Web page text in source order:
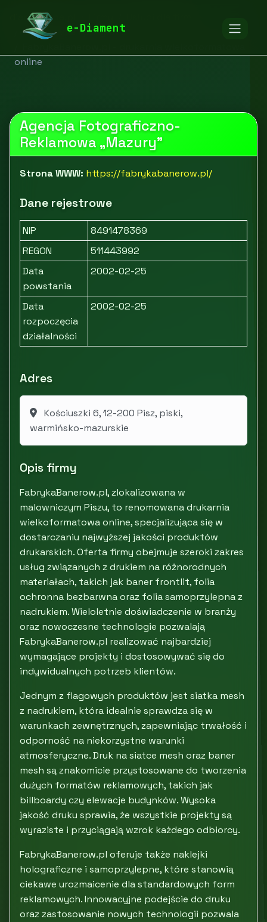
e-Diament
diamentspa.pl
Drukowanie i poligrafia
online
Agencja Fotograficzno-
Reklamowa „Mazury”
Strona WWW: https://fabrykabanerow.pl/
Dane rejestrowe
NIP
8491478369
REGON
511443992
Data
powstania
2002-02-25
Data
rozpoczęcia
działalności
2002-02-25
Adres
Kościuszki 6, 12-200 Pisz, piski,
warmińsko-mazurskie
Opis firmy
FabrykaBanerow.pl, zlokalizowana w
malowniczym Piszu, to renomowana drukarnia
wielkoformatowa online, specjalizująca się w
dostarczaniu najwyższej jakości produktów
drukarskich. Oferta firmy obejmuje szeroki zakres
usług związanych z drukiem na różnorodnych
materiałach, takich jak baner frontlit, folia
ochronna bezbarwna oraz folia samoprzylepna z
nadrukiem. Wieloletnie doświadczenie w branży
oraz nowoczesne technologie pozwalają
FabrykaBanerow.pl realizować najbardziej
wymagające projekty i dostosowywać się do
indywidualnych potrzeb klientów.
Jednym z flagowych produktów jest siatka mesh
z nadrukiem, która idealnie sprawdza się w
warunkach zewnętrznych, zapewniając trwałość i
odporność na niekorzystne warunki
atmosferyczne. Druk na siatce mesh oraz baner
mesh są znakomicie przystosowane do tworzenia
dużych formatów reklamowych, takich jak
billboardy czy elewacje budynków. Wysoka
jakość druku sprawia, że wszystkie projekty są
wyraziste i przyciągają wzrok każdego odbiorcy.
FabrykaBanerow.pl oferuje także naklejki
holograficzne i samoprzylepne, które stanowią
ciekawe urozmaicenie dla standardowych form
reklamowych. Innowacyjne podejście do druku
oraz zastosowanie nowych technologii pozwala